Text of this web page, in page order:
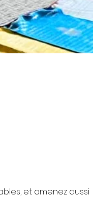
et amenez aussi